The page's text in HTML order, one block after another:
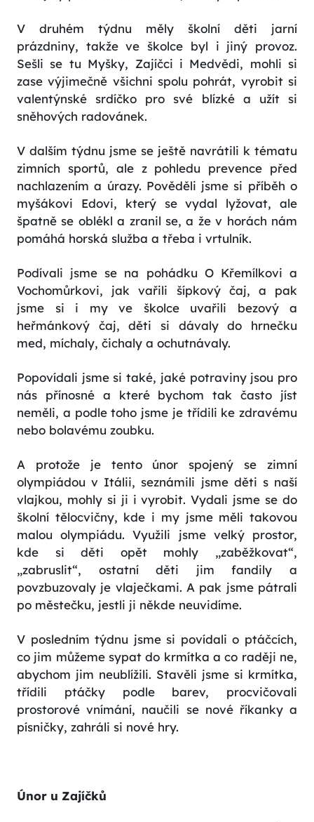
V druhém týdnu měly školní děti jarní
prázdniny, takže ve školce byl i jiný provoz.
Sešli se tu Myšky, Zajíčci i Medvědi, mohli si
zase výjimečně všichni spolu pohrát, vyrobit si
valentýnské srdíčko pro své blízké a užít si
sněhových radovánek.
V dalším týdnu jsme se ještě navrátili k tématu
zimních sportů, ale z pohledu prevence před
nachlazením a úrazy. Pověděli jsme si příběh o
myšákovi Edovi, který se vydal lyžovat, ale
špatně se oblékl a zranil se, a že v horách nám
pomáhá horská služba a třeba i vrtulník.
Podívali jsme se na pohádku O Křemílkovi a
Vochomůrkovi, jak vařili šípkový čaj, a pak
jsme si i my ve školce uvařili bezový a
heřmánkový čaj, děti si dávaly do hrnečku
med, míchaly, čichaly a ochutnávaly.
Popovídali jsme si také, jaké potraviny jsou pro
nás přínosné a které bychom tak často jíst
neměli, a podle toho jsme je třídili ke zdravému
nebo bolavému zoubku.
A protože je tento únor spojený se zimní
olympiádou v Itálii, seznámili jsme děti s naší
vlajkou, mohly si ji i vyrobit. Vydali jsme se do
školní tělocvičny, kde i my jsme měli takovou
malou olympiádu. Využili jsme velký prostor,
kde si děti opět mohly „zaběžkovat“,
„zabruslit“, ostatní děti jim fandily a
povzbuzovaly je vlaječkami. A pak jsme pátrali
po městečku, jestli ji někde neuvidíme.
V posledním týdnu jsme si povídali o ptáčcích,
co jim můžeme sypat do krmítka a co raději ne,
abychom jim neublížili. Stavěli jsme si krmítka,
třídili ptáčky podle barev, procvičovali
prostorové vnímání, naučili se nové říkanky a
písničky, zahráli si nové hry.
Únor u Zajíčků